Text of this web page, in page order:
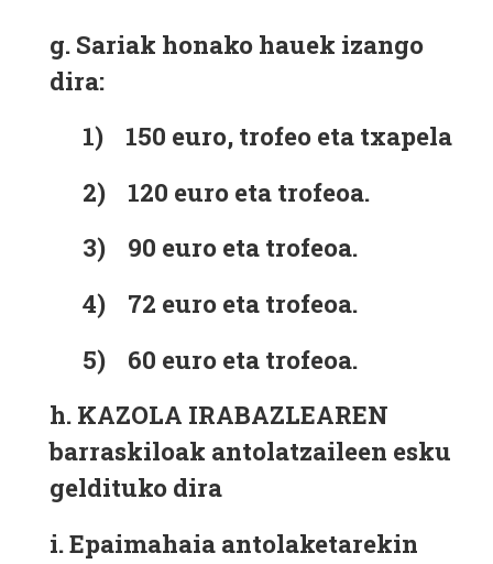
g. Sariak honako hauek izango
dira:
1) 150 euro, trofeo eta txapela
2) 120 euro eta trofeoa.
3) 90 euro eta trofeoa.
4) 72 euro eta trofeoa.
5) 60 euro eta trofeoa.
h. KAZOLA IRABAZLEAREN
barraskiloak antolatzaileen esku
geldituko dira
i.Epaimahaia antolaketarekin